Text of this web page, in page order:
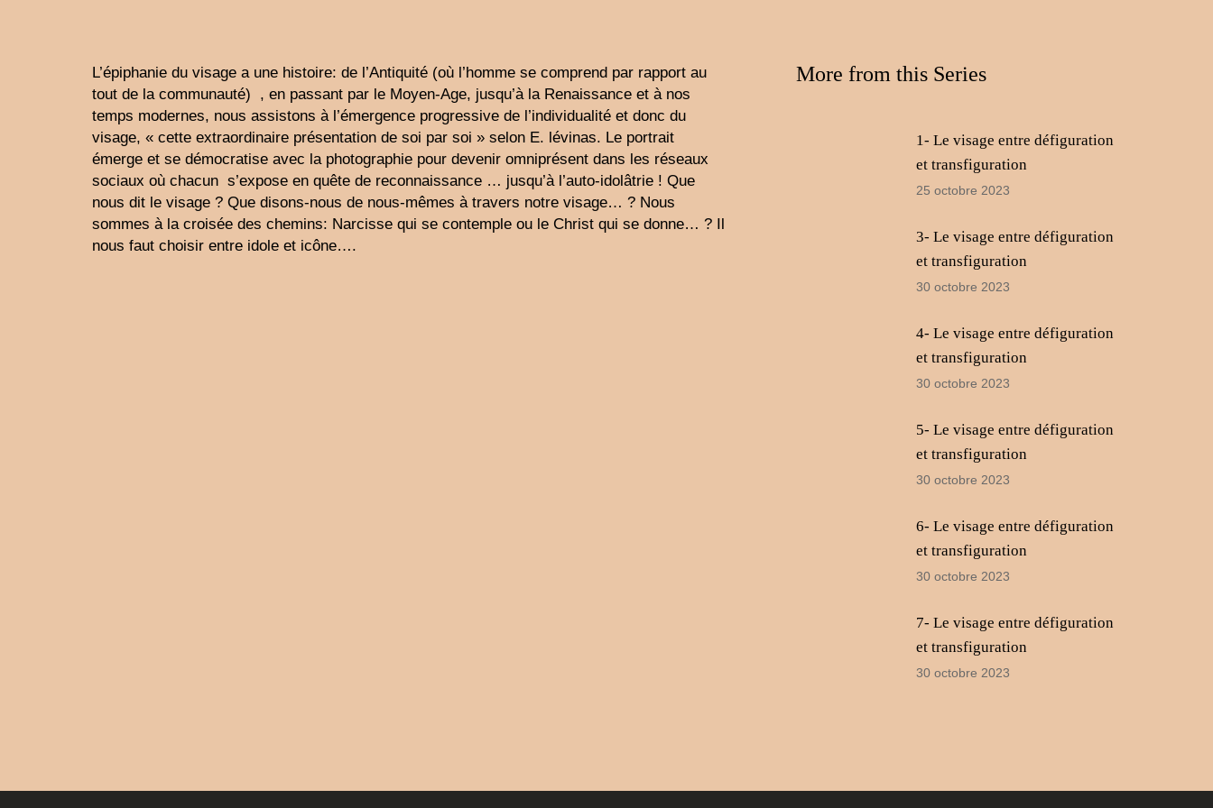
L’épiphanie du visage a une histoire: de l’Antiquité (où l’homme se comprend par rapport au
tout de la communauté) , en passant par le Moyen-Age, jusqu’à la Renaissance et à nos
temps modernes, nous assistons à l’émergence progressive de l’individualité et donc du
visage, « cette extraordinaire présentation de soi par soi » selon E. lévinas. Le portrait
émerge et se démocratise avec la photographie pour devenir omniprésent dans les réseaux
sociaux où chacun s’expose en quête de reconnaissance … jusqu’à l’auto-idolâtrie ! Que
nous dit le visage ? Que disons-nous de nous-mêmes à travers notre visage… ? Nous
sommes à la croisée des chemins: Narcisse qui se contemple ou le Christ qui se donne… ? Il
nous faut choisir entre idole et icône….
More from this Series
1- Le visage entre défiguration
et transfiguration
25 octobre 2023
3- Le visage entre défiguration
et transfiguration
30 octobre 2023
4- Le visage entre défiguration
et transfiguration
30 octobre 2023
5- Le visage entre défiguration
et transfiguration
30 octobre 2023
6- Le visage entre défiguration
et transfiguration
30 octobre 2023
7- Le visage entre défiguration
et transfiguration
30 octobre 2023